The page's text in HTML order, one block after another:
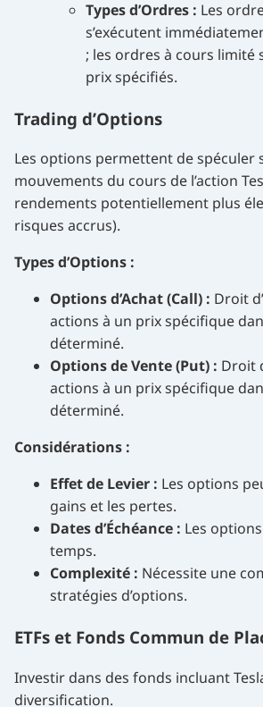
Types d’Ordres : Les
s’exécutent
; les ordres à cours limité
prix spécifiés.
Trading d’Options
Les options permettent de spéculer
mouvements du cours de l’action
rendements potentiellement plus
risques accrus).
Types d’Options :
Options d’Achat (Call) : Droit
actions à un prix spécifique
déterminé.
Options de Vente (Put) : Droit
actions à un prix spécifique
déterminé.
Considérations :
Effet de Levier : Les options
gains et les pertes.
Dates d’Échéance : Les
temps.
Complexité : Nécessite une
stratégies d’options.
ETFs et Fonds Commun de
Investir dans des fonds incluant
diversification.